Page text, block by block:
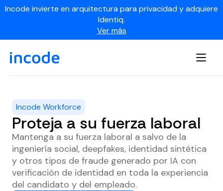
Incode invierte en arquitectura para privacidad y adquiere
Identiq.
Ver más
Incode Workforce
Proteja a su fuerza laboral
Mantenga a su fuerza laboral a salvo de la
ingeniería social, deepfakes, identidad sintética
y otros tipos de fraude generado por IA con
verificación de identidad en toda la experiencia
del candidato y del empleado.